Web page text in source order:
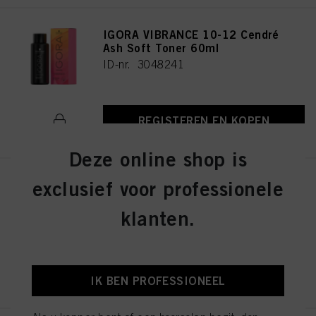
IGORA VIBRANCE 10-12 Cendré
Ash Soft Toner 60ml
ID-nr. 3048241
REGISTEREN EN KOPEN
IGORA VIBRANCE 4-13 Medium
Brown Cendré Matte 60ml
ID-nr. 3048290
Deze online shop is
exclusief voor professionele
klanten.
IK BEN PROFESSIONEEL